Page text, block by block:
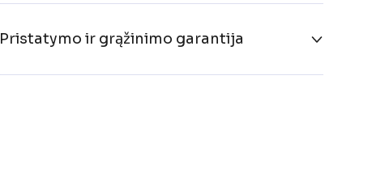
Pristatymo ir grąžinimo garantija